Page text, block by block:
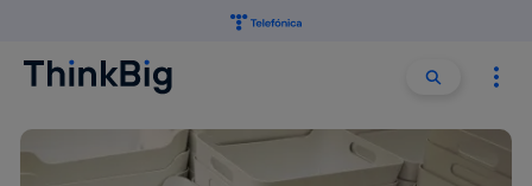
Buscar